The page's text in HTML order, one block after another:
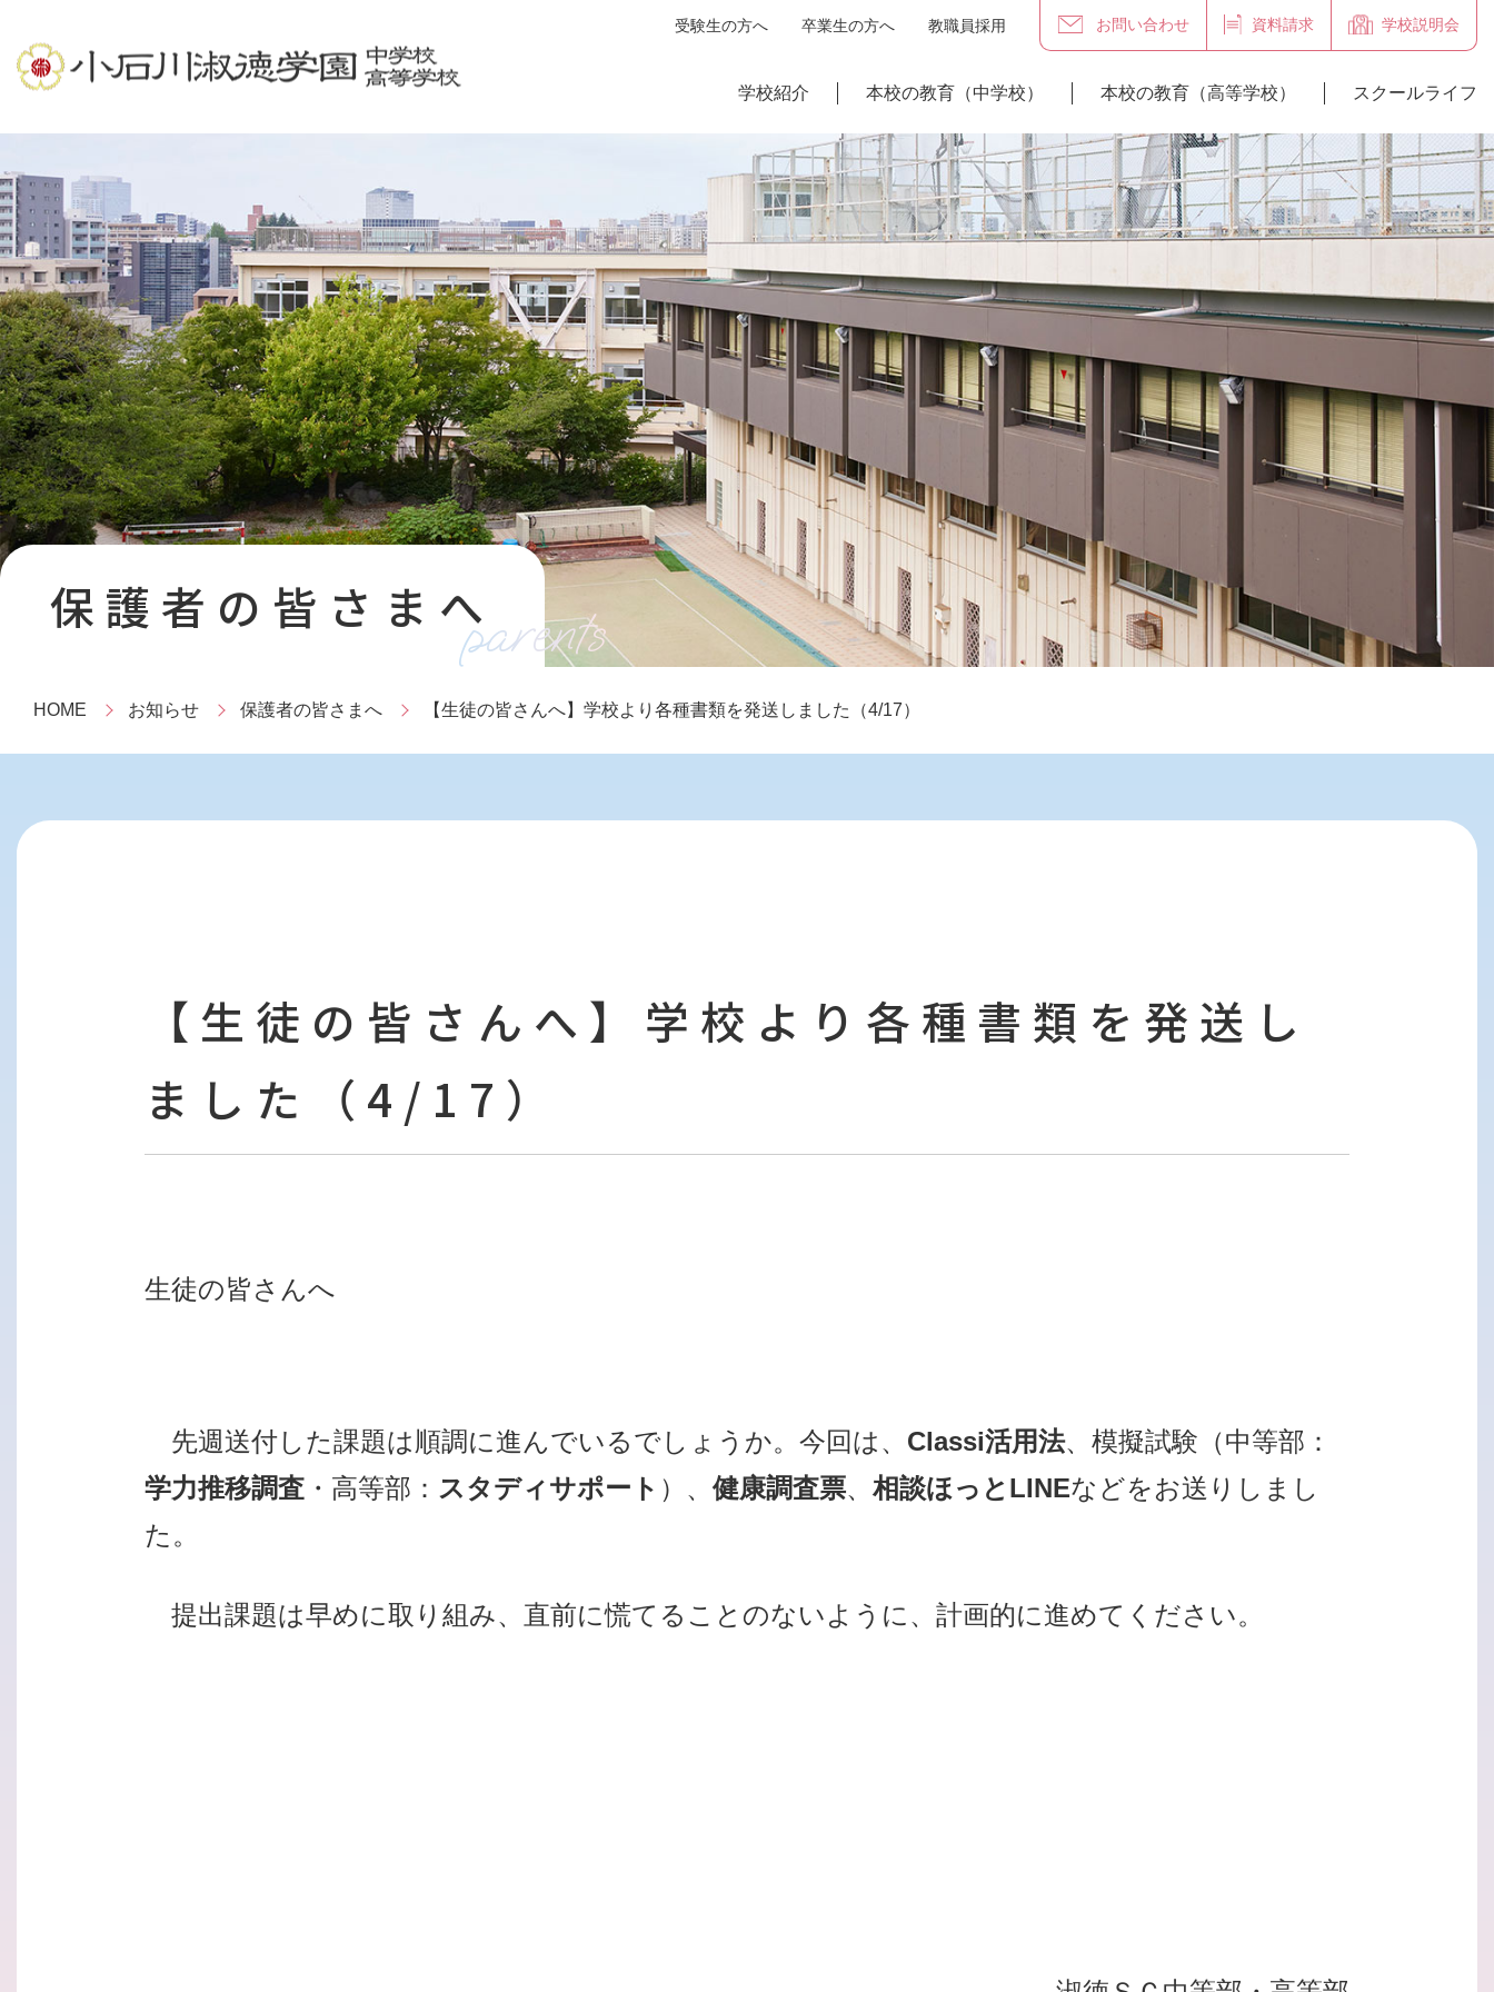
受験生の方へ 卒業生の方へ 教職員採用 お問い合わせ 資料請求 学校説明会
学校紹介 本校の教育（中学校） 本校の教育（高等学校） スクールライフ
保護者の皆さまへparents
HOME お知らせ 保護者の皆さまへ 【生徒の皆さんへ】学校より各種書類を発送しました（4/17）
【生徒の皆さんへ】学校より各種書類を発送し
ました（4/17）
生徒の皆さんへ
先週送付した課題は順調に進んでいるでしょうか。今回は、 Classi活用法、模擬試験（中等部：
学力推移調査 ・高等部： スタディサポート ）、 健康調査票、 相談ほっとLINEなどをお送りしまし
た。
提出課題は早めに取り組み、直前に慌てることのないように、計画的に進めてください。